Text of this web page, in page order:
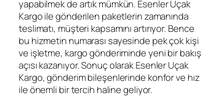
yapabilmek de artık mümkün. Esenler Uçak
Kargo ile gönderilen paketlerin zamanında
teslimatı, müşteri kapsamını artırıyor. Bence
bu hizmetin numarası sayesinde pek çok kişi
ve işletme, kargo gönderiminde yeni bir bakış
açısı kazanıyor. Sonuç olarak Esenler Uçak
Kargo, gönderim bileşenlerinde konfor ve hız
ile önemli bir tercih haline geliyor.